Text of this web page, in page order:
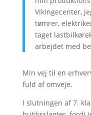
Vikingecenter,
tømrer,
taget
arbejdet med
Min vej til en
fuld af omveje.
I slutningen af 7.